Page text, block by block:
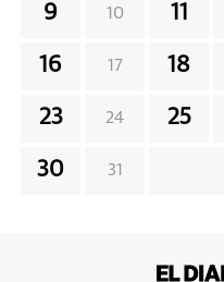
9 10 11
16 17 18
23 24 25
30 31